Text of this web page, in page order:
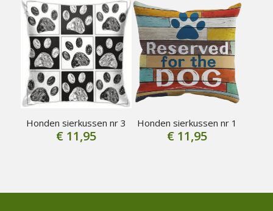
Honden sierkussen nr 3
€11,95
Honden sierkussen nr 1
€11,95